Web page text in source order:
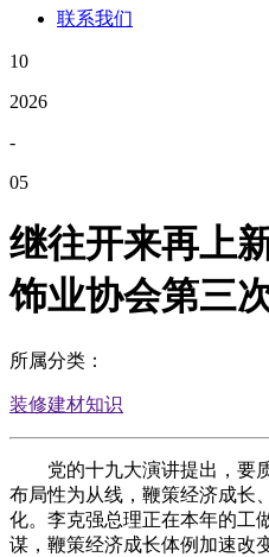
联系我们
10
2026
-
05
继往开来再上
饰业协会第三
所属分类：
装修建材知识
党的十九大演讲提出，要质
布局性为从线，鞭策经济成长
化。李克强总理正在本年的工
谋，鞭策经济成长体例加速改